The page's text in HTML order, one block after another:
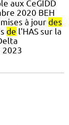
aux CeGIDD
2020 BEH
à jour des
de l'HAS sur la
2023